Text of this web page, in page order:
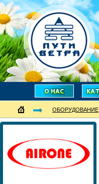
ОБОРУДОВАНИЕ